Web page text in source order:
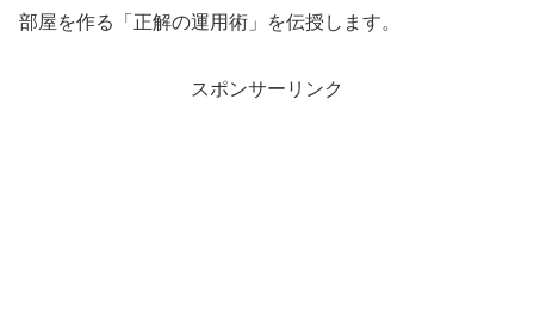
部屋を作る「正解の運用術」を伝授します。
スポンサーリンク